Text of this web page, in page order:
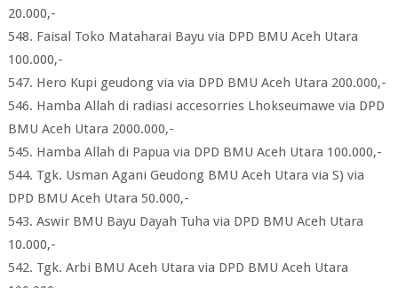
20.000,-
548. Faisal Toko Mataharai Bayu via DPD BMU Aceh Utara
100.000,-
547. Hero Kupi geudong via via DPD BMU Aceh Utara 200.000,-
546. Hamba Allah di radiasi accesorries Lhokseumawe via DPD
BMU Aceh Utara 2000.000,-
545. Hamba Allah di Papua via DPD BMU Aceh Utara 100.000,-
544. Tgk. Usman Agani Geudong BMU Aceh Utara via S) via
DPD BMU Aceh Utara 50.000,-
543. Aswir BMU Bayu Dayah Tuha via DPD BMU Aceh Utara
10.000,-
542. Tgk. Arbi BMU Aceh Utara via DPD BMU Aceh Utara